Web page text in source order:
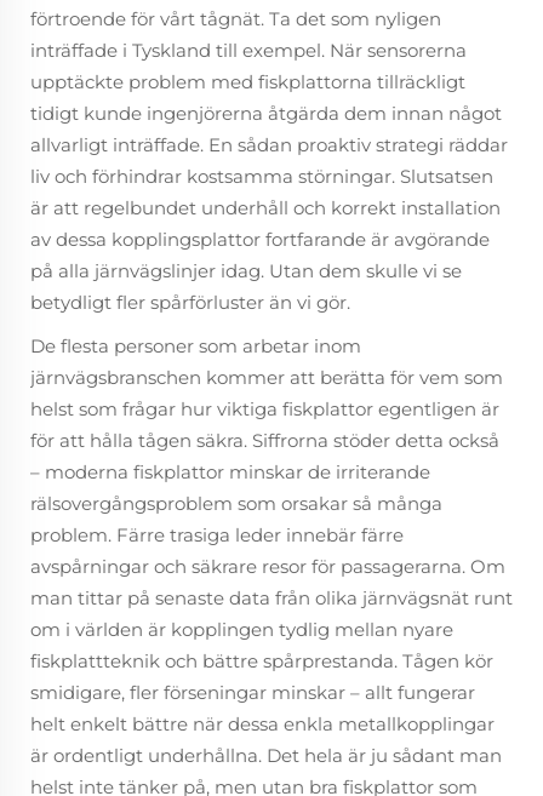
förtroende för vårt tågnät. Ta det som nyligen
inträffade i Tyskland till exempel. När sensorerna
upptäckte problem med fiskplattorna tillräckligt
tidigt kunde ingenjörerna åtgärda dem innan något
allvarligt inträffade. En sådan proaktiv strategi räddar
liv och förhindrar kostsamma störningar. Slutsatsen
är att regelbundet underhåll och korrekt installation
av dessa kopplingsplattor fortfarande är avgörande
på alla järnvägslinjer idag. Utan dem skulle vi se
betydligt fler spårförluster än vi gör.
De flesta personer som arbetar inom
järnvägsbranschen kommer att berätta för vem som
helst som frågar hur viktiga fiskplattor egentligen är
för att hålla tågen säkra. Siffrorna stöder detta också
– moderna fiskplattor minskar de irriterande
rälsovergångsproblem som orsakar så många
problem. Färre trasiga leder innebär färre
avspårningar och säkrare resor för passagerarna. Om
man tittar på senaste data från olika järnvägsnät runt
om i världen är kopplingen tydlig mellan nyare
fiskplattteknik och bättre spårprestanda. Tågen kör
smidigare, fler förseningar minskar – allt fungerar
helt enkelt bättre när dessa enkla metallkopplingar
är ordentligt underhållna. Det hela är ju sådant man
helst inte tänker på, men utan bra fiskplattor som